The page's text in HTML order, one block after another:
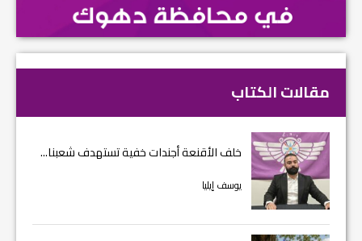
مقالات الكتاب
خلف الأقنعة أجندات خفية تستهدف شعبنا...
يوسف إيليا